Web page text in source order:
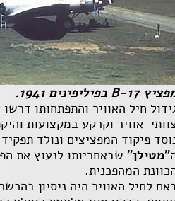
B-17 בפיליפינים 1941.
חיל האוויר והתפתחותו
אוויר וקרקע במקצועות
פיקוד המפציצים ונולד
"מטילן"שבאחריותו לנעוץ את
המהפכנית.
לחיל האוויר היה ניסיון